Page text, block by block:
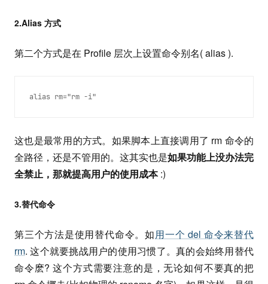
2.Alias 方式
第二个方式是在 Profile 层次上设置命令别名( alias ).
alias rm="rm -i"
这也是最常用的方式。如果脚本上直接调用了 rm 命令的
全路径，还是不管用的。这其实也是如果功能上没办法完
全禁止，那就提高用户的使用成本:)
3.替代命令
第三个方法是使用替代命令。如用一个 del 命令来替代
rm. 这个就要挑战用户的使用习惯了。真的会始终用替代
命令麽? 这个方式需要注意的是，无论如何不要真的把